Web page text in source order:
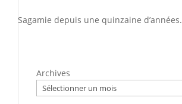
Sagamie depuis une quinzaine d’années.
Archives